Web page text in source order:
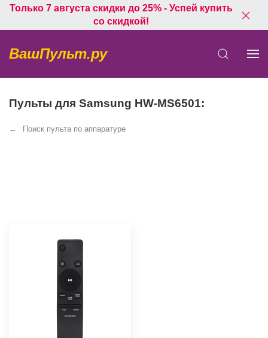
Только 7 августа скидки до 25% - Успей купить
со скидкой!
ВашПульт.ру
Пульты для Samsung HW-MS6501:
Поиск пульта по аппаратуре